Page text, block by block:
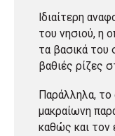
Ιδιαίτερη
του νησιού, η
τα βασικά του
βαθιές ρίζες
Παράλληλα, το
μακραίωνη
καθώς και τον